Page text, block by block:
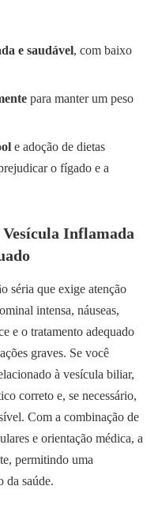
e saudável, com baixo
para manter um peso
e adoção de dietas
o fígado e a
Inflamada
séria que exige atenção
intensa, náuseas,
e o tratamento adequado
graves. Se você
à vesícula biliar,
correto e, se necessário,
Com a combinação de
e orientação médica, a
permitindo uma
da saúde.